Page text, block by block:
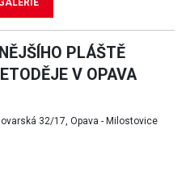
PLÁŠTĚ
V OPAVA
32/17, Opava - Milostovice